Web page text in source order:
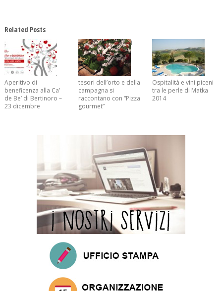
Related Posts
Aperitivo di
beneficenza alla Ca’
de Be’ di Bertinoro –
23 dicembre
I
tesori dell’orto e della
campagna si
raccontano con “Pizza
gourmet”
Ospitalità e vini piceni
tra le perle di Matka
2014